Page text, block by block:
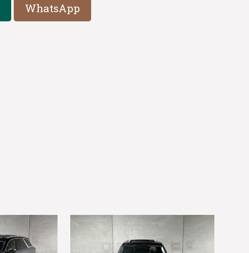
WhatsApp